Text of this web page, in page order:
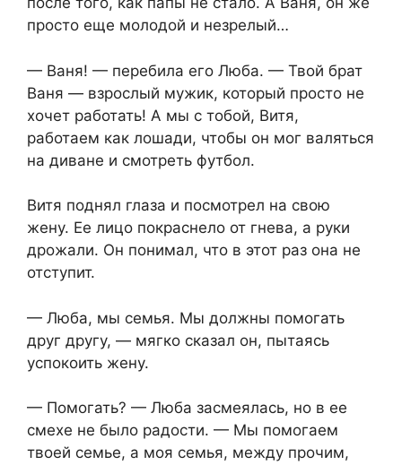
просто еще молодой и незрелый…
— Ваня! — перебила его Люба. — Твой брат
Ваня — взрослый мужик, который просто не
хочет работать! А мы с тобой, Витя,
работаем как лошади, чтобы он мог валяться
на диване и смотреть футбол.
Витя поднял глаза и посмотрел на свою
жену. Ее лицо покраснело от гнева, а руки
дрожали. Он понимал, что в этот раз она не
отступит.
— Люба, мы семья. Мы должны помогать
друг другу, — мягко сказал он, пытаясь
успокоить жену.
— Помогать? — Люба засмеялась, но в ее
смехе не было радости. — Мы помогаем
твоей семье, а моя семья, между прочим,